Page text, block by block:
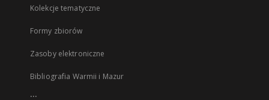
Kolekcje tematyczne
Formy zbiorów
Zasoby elektroniczne
Bibliografia Warmii i Mazur
...